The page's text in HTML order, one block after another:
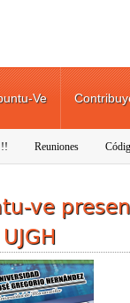
Ve
Reuniones
ve